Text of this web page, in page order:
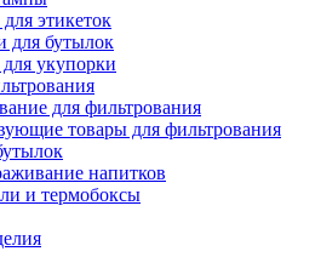
этикеток
для бутылок
укупорки
для фильтрования
товары для фильтрования
напитков
и термобоксы